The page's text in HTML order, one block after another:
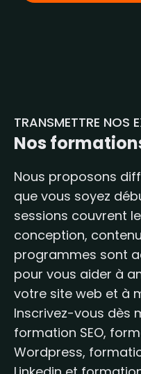
TRANSMETTRE NOS
Nos
Nous proposons
que vous soyez
sessions couvrent
conception,
programmes sont
pour vous aider à
votre site web et à
Inscrivez-vous dès
formation SEO,
Wordpress,